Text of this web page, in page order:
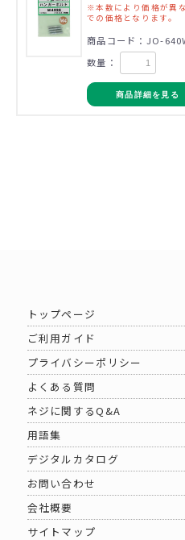
※本数により価格が異
での価格となります。
商品コード：JO-
数量：
商品詳細を見る
トップページ
ご利用ガイド
プライバシーポリシー
よくある質問
ネジに関するQ&A
用語集
デジタルカタログ
お問い合わせ
会社概要
サイトマップ